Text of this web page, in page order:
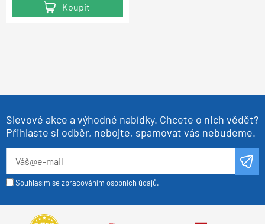
Koupit
Slevové akce a výhodné nabídky. Chcete o nich vědět?
Přihlaste si odběr, nebojte, spamovat vás nebudeme.
Souhlasím se zpracováním osobních údajů.